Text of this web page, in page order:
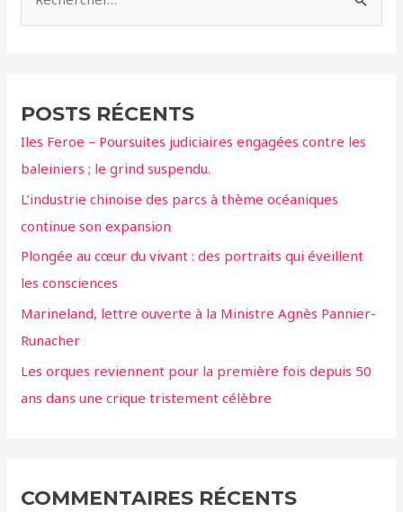
r
c
h
e
r
:
POSTS RÉCENTS
Iles Feroe – Poursuites judiciaires engagées contre les
baleiniers ; le grind suspendu.
L’industrie chinoise des parcs à thème océaniques
continue son expansion
Plongée au cœur du vivant : des portraits qui éveillent
les consciences
Marineland, lettre ouverte à la Ministre Agnès Pannier-
Runacher
Les orques reviennent pour la première fois depuis 50
ans dans une crique tristement célèbre
COMMENTAIRES RÉCENTS